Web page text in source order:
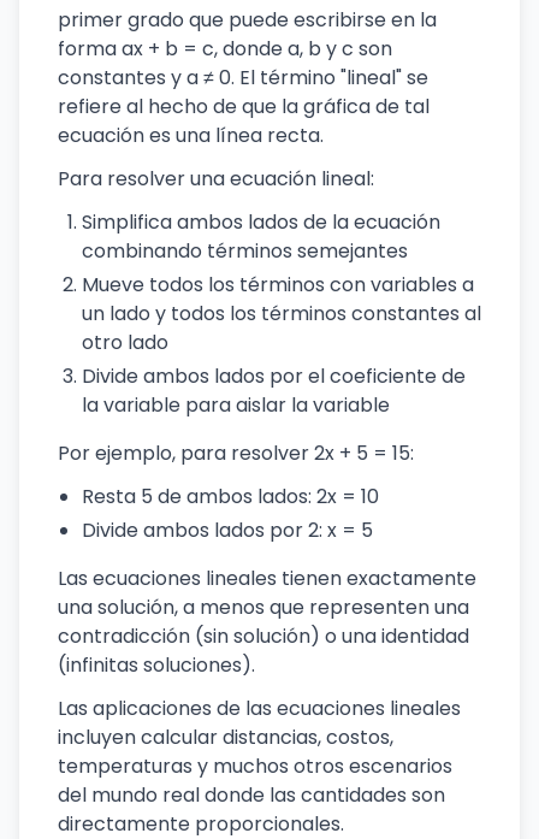
primer grado que puede escribirse en la
forma ax + b = c, donde a, b y c son
constantes y a ≠ 0. El término "lineal" se
refiere al hecho de que la gráfica de tal
ecuación es una línea recta.
Para resolver una ecuación lineal:
Simplifica ambos lados de la ecuación
combinando términos semejantes
Mueve todos los términos con variables a
un lado y todos los términos constantes al
otro lado
Divide ambos lados por el coeficiente de
la variable para aislar la variable
Por ejemplo, para resolver 2x + 5 = 15:
Resta 5 de ambos lados: 2x = 10
Divide ambos lados por 2: x = 5
Las ecuaciones lineales tienen exactamente
una solución, a menos que representen una
contradicción (sin solución) o una identidad
(infinitas soluciones).
Las aplicaciones de las ecuaciones lineales
incluyen calcular distancias, costos,
temperaturas y muchos otros escenarios
del mundo real donde las cantidades son
directamente proporcionales.